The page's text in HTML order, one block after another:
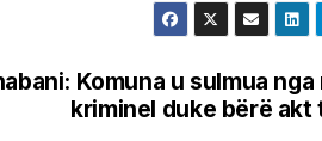
Komuna u sulmua
kriminel duke bërë